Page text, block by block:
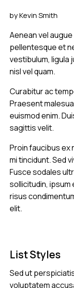
byKevin Smith
Aenean vel
pellentesque et
vestibulum, ligula
nisl vel quam.
Curabitur ac
Praesent
euismod enim.
sagittis velit.
Proin faucibus ex
mi tincidunt. Sed
Fusce sodales
sollicitudin,
risus
elit.
List Styles
Sed ut
voluptatem